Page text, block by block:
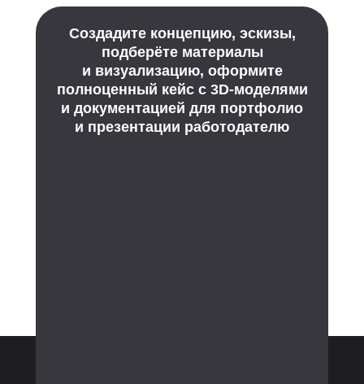
Создадите концепцию, эскизы,
подберёте материалы
и визуализацию, оформите
полноценный кейс с 3D-моделями
и документацией для портфолио
и презентации работодателю